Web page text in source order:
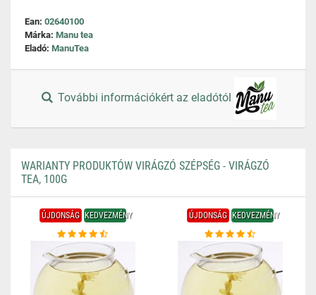
Ean: 02640100
Márka: Manu tea
Eladó: ManuTea
További információkért az eladótól
WARIANTY PRODUKTÓW VIRÁGZÓ SZÉPSÉG - VIRÁGZÓ
TEA, 100G
ÚJDONSÁG KEDVEZMÉNY ÚJDONSÁG KEDVEZMÉNY